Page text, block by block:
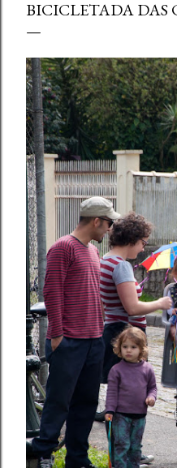
BICICLETADA DAS